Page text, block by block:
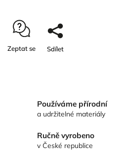
Zeptat se Sdílet
Používáme přírodní
a udržitelné materiály
Ručně vyrobeno
v České republice